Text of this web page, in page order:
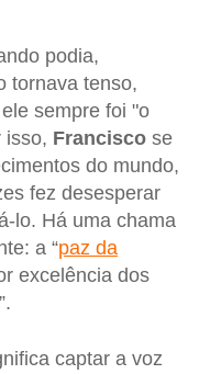
podia,
tornava tenso,
sempre foi "o
isso, Francisco se
do mundo,
fez desesperar
lo. Há uma chama
a “paz da
excelência dos
captar a voz